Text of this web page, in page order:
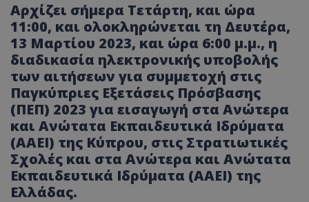
Αρχίζει σήμερα Τετάρτη, και ώρα
11:00, και ολοκληρώνεται τη Δευτέρα,
13 Μαρτίου 2023, και ώρα 6:00 μ.μ., η
διαδικασία ηλεκτρονικής υποβολής
των αιτήσεων για συμμετοχή στις
Παγκύπριες Εξετάσεις Πρόσβασης
(ΠΕΠ) 2023 για εισαγωγή στα Ανώτερα
και Ανώτατα Εκπαιδευτικά Ιδρύματα
(ΑΑΕΙ) της Κύπρου, στις Στρατιωτικές
Σχολές και στα Ανώτερα και Ανώτατα
Εκπαιδευτικά Ιδρύματα (ΑΑΕΙ) της
Ελλάδας.